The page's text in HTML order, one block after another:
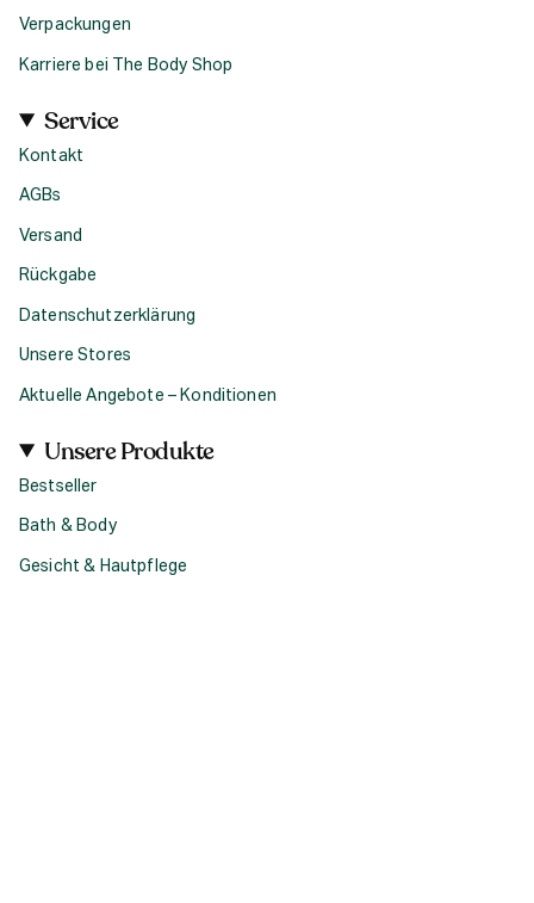
Verpackungen
Karriere bei The Body Shop
Service
Kontakt
AGBs
Versand
Rückgabe
Datenschutzerklärung
Unsere Stores
Aktuelle Angebote – Konditionen
Unsere Produkte
Bestseller
Bath & Body
Gesicht & Hautpflege